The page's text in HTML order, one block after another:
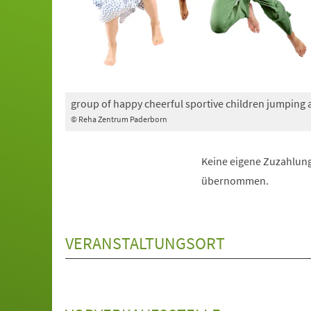
© Reha Zentrum Paderborn
group of happy cheerful sportive children jumping
Keine eigene
übernommen.
VERANSTALTUNGSORT